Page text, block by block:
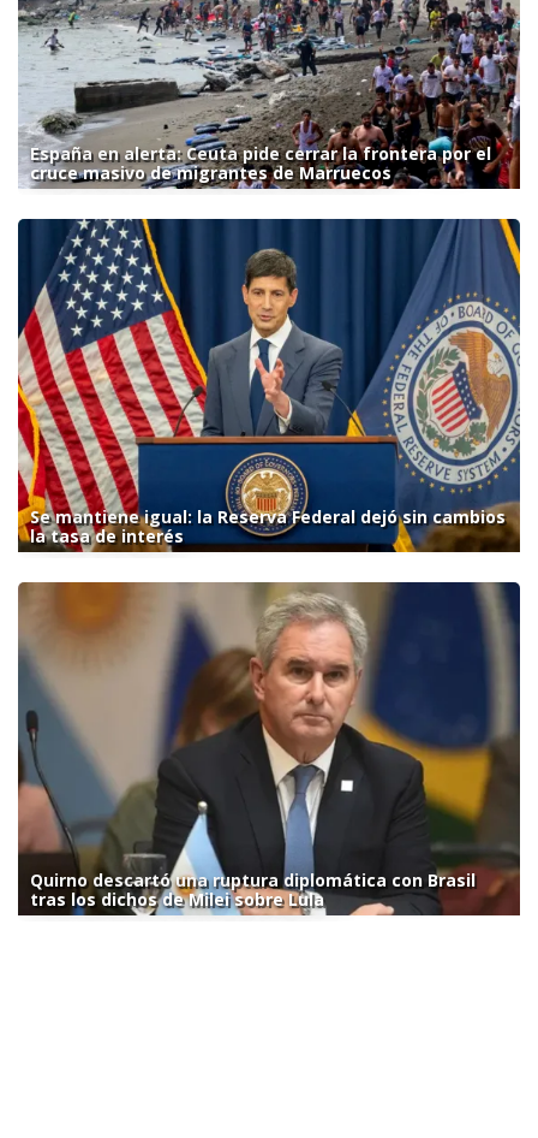
España en alerta: Ceuta pide cerrar la frontera por el
cruce masivo de migrantes de Marruecos
Se mantiene igual: la Reserva Federal dejó sin cambios
la tasa de interés
Quirno descartó una ruptura diplomática con Brasil
tras los dichos de Milei sobre Lula